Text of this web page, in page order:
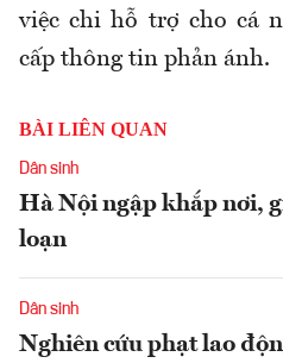
việc chi hỗ trợ cho cá
cấp thông tin phản ánh.
BÀI LIÊN QUAN
Dân sinh
Hà Nội ngập khắp nơi,
loạn
Dân sinh
Nghiên cứu phạt lao